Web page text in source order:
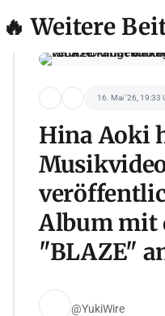
🔥 Weitere
16. Mai '26, 19:33
Hina Aoki
Album mit
"BLAZE"
@YukiWire